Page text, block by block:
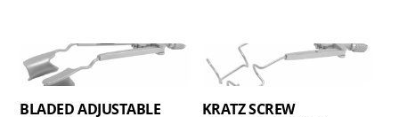
BLADED ADJUSTABLE
KRATZ SCREW